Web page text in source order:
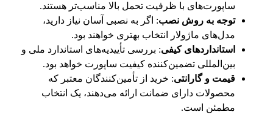
ساپورت‌های با ظرفیت تحمل بالا مناسب‌تر هستند.
توجه به روش نصب: اگر به نصبی آسان نیاز دارید،
مدل‌های ماژولار انتخاب بهتری خواهند بود.
استانداردهای کیفی: بررسی تأییدیه‌های استاندارد ملی و
بین‌المللی تضمین‌کننده کیفیت ساپورت خواهد بود.
قیمت و گارانتی: خرید از تأمین‌کنندگان معتبر که
محصولات دارای ضمانت ارائه می‌دهند، یک انتخاب
مطمئن است.